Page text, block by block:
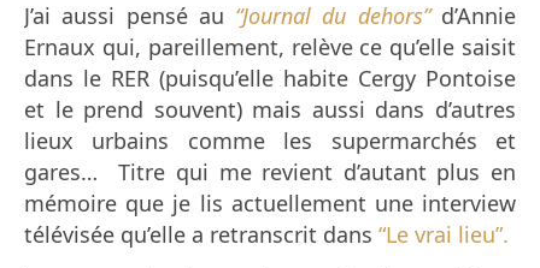
J’ai aussi pensé au “Journal du dehors”d’Annie
Ernaux qui, pareillement, relève ce qu’elle saisit
dans le RER (puisqu’elle habite Cergy Pontoise
et le prend souvent) mais aussi dans d’autres
lieux urbains comme les supermarchés et
gares… Titre qui me revient d’autant plus en
mémoire que je lis actuellement une interview
télévisée qu’elle a retranscrit dans “Le vrai lieu”.